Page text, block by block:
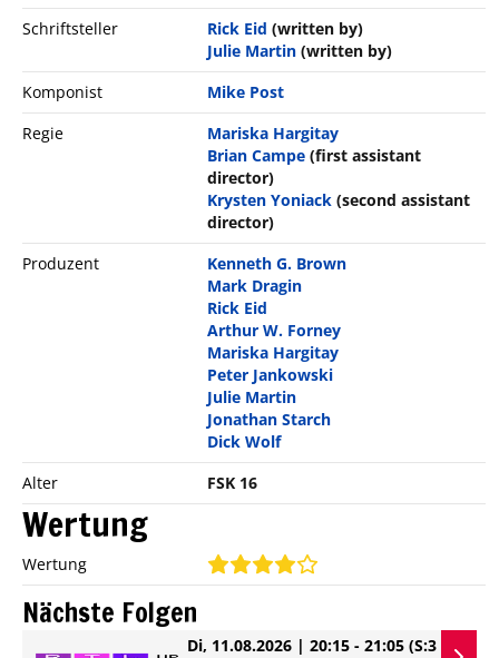
Schriftsteller
Rick Eid (written by)
Julie Martin (written by)
Komponist
Mike Post
Regie
Mariska Hargitay
Brian Campe (first assistant
director)
Krysten Yoniack (second assistant
director)
Produzent
Kenneth G. Brown
Mark Dragin
Rick Eid
Arthur W. Forney
Mariska Hargitay
Peter Jankowski
Julie Martin
Jonathan Starch
Dick Wolf
Alter
FSK 16
Wertung
Wertung
Nächste Folgen
Di, 11.08.2026 | 20:15 - 21:05 (S:3